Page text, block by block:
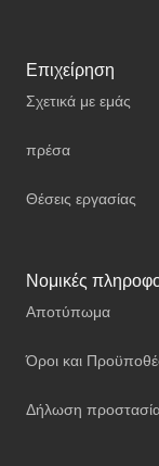
Επιχείρηση
Σχετικά με εμάς
πρέσα
Θέσεις εργασίας
Νομικές
Αποτύπωμα
Όροι και
Δήλωση